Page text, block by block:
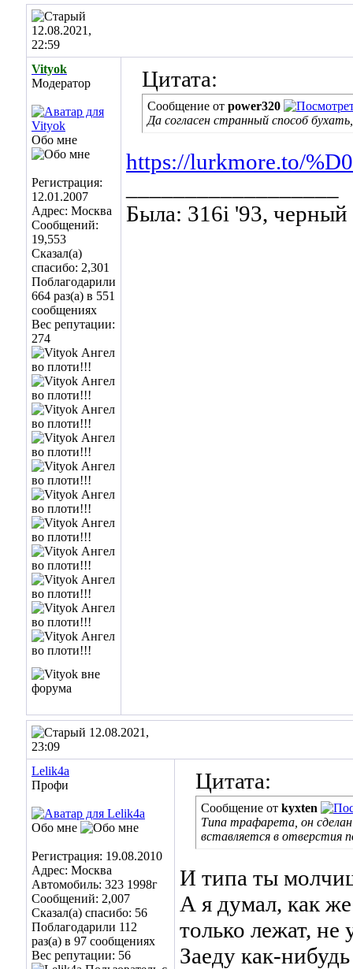
12.08.2021,
22:59
Vityok
Модератор
Обо мне
Регистрация:
12.01.2007
Адрес: Москва
Сообщений:
19,553
Сказал(а)
спасибо: 2,301
Поблагодарили
664 раз(а) в 551
сообщениях
Вес репутации:
274
Цитата:
Сообщение от power320
Да согласен странный способ
https://lurkmore.to/
Была: 316i '93, черный
12.08.2021,
23:09
Lelik4a
Профи
Обо мне
Регистрация: 19.08.2010
Адрес: Москва
Автомобиль: 323 1998г
Сообщений: 2,007
Сказал(а) спасибо: 56
Поблагодарили 112
раз(а) в 97 сообщениях
Вес репутации: 56
Цитата:
Сообщение от kyxten
Типа трафарета, он сделан
вставляется в отверстия
И типа ты
А я думал, как
только лежат, не
Заеду как-